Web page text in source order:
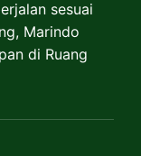
sesuai
Marindo
di Ruang